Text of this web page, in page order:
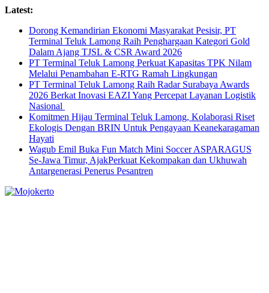
Skip
content
Latest:
Dorong Kemandirian Ekonomi Masyarakat Pesisir, PT
Terminal Teluk Lamong Raih Penghargaan Kategori Gold
Dalam Ajang TJSL & CSR Award 2026
PT Terminal Teluk Lamong Perkuat Kapasitas TPK Nilam
Melalui Penambahan E-RTG Ramah Lingkungan
PT Terminal Teluk Lamong Raih Radar Surabaya Awards
2026 Berkat Inovasi EAZI Yang Percepat Layanan Logistik
Nasional
Komitmen Hijau Terminal Teluk Lamong, Kolaborasi Riset
Ekologis Dengan BRIN Untuk Pengayaan Keanekaragaman
Hayati
Wagub Emil Buka Fun Match Mini Soccer ASPARAGUS
Se-Jawa Timur, AjakPerkuat Kekompakan dan Ukhuwah
Antargenerasi Penerus Pesantren